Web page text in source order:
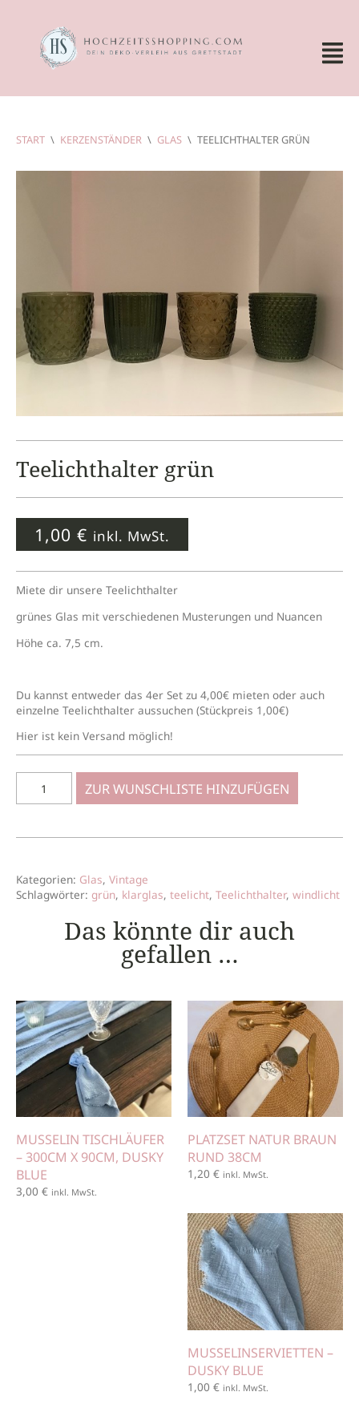
START \ KERZENSTÄNDER \ GLAS \ TEELICHTHALTER GRÜN
Teelichthalter grün
1,00 € inkl. MwSt.
Miete dir unsere Teelichthalter
grünes Glas mit verschiedenen Musterungen und Nuancen
Höhe ca. 7,5 cm.
Du kannst entweder das 4er Set zu 4,00€ mieten oder auch
einzelne Teelichthalter aussuchen (Stückpreis 1,00€)
Hier ist kein Versand möglich!
ZUR WUNSCHLISTE HINZUFÜGEN
Kategorien: Glas, Vintage
Schlagwörter: grün, klarglas, teelicht, Teelichthalter, windlicht
Das könnte dir auch
gefallen …
MUSSELIN TISCHLÄUFER
– 300CM X 90CM, DUSKY
BLUE
3,00 € inkl. MwSt.
PLATZSET NATUR BRAUN
RUND 38CM
1,20 € inkl. MwSt.
MUSSELINSERVIETTEN –
DUSKY BLUE
1,00 € inkl. MwSt.